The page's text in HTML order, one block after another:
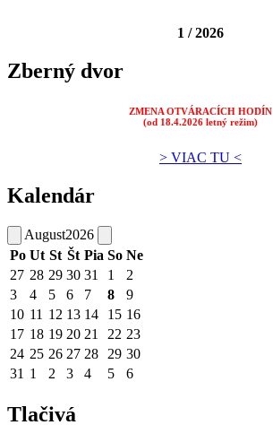
1 / 2026
Zberný dvor
ZMENA OTVÁRACÍCH HODÍN
(od 18.4.2026 letný režim)
> VIAC TU <
Kalendár
August2026
Po Ut St Št Pia So Ne
27 28 29 30 31 1
2
3
4 5 6 7 8
9
10 11 12 13 14 15 16
17 18 19 20 21 22 23
24 25 26 27 28 29 30
31 1 2 3 4 5 6
Tlačivá